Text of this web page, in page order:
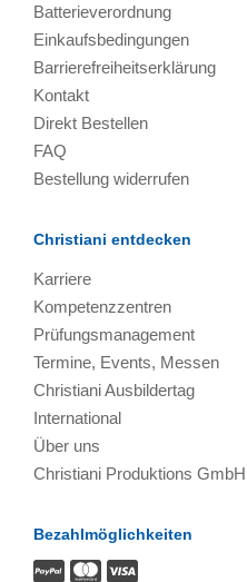
Batterieverordnung
Einkaufsbedingungen
Barrierefreiheitserklärung
Kontakt
Direkt Bestellen
FAQ
Bestellung widerrufen
Christiani entdecken
Karriere
Kompetenzzentren
Prüfungsmanagement
Termine, Events, Messen
Christiani Ausbildertag
International
Über uns
Christiani Produktions GmbH
Bezahlmöglichkeiten